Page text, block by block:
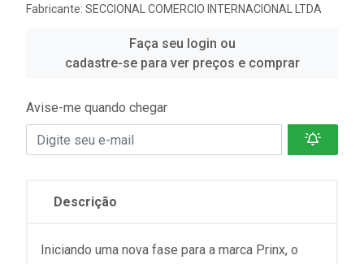
Fabricante: SECCIONAL COMERCIO INTERNACIONAL LTDA
Faça seu login ou
cadastre-se para ver preços e comprar
Avise-me quando chegar
Descrição
Iniciando uma nova fase para a marca Prinx, o